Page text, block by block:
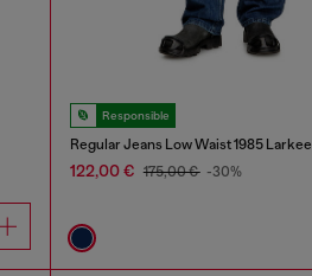
Responsible
Regular Jeans Low Waist 1985 Larkee
122,00 € 175,00 € -30%